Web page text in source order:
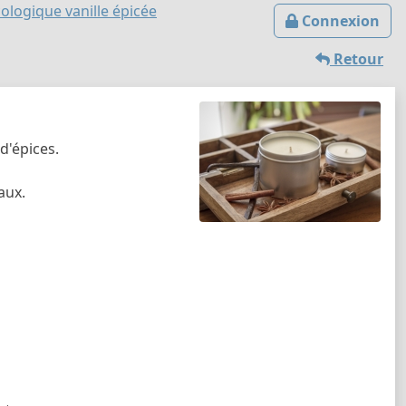
Connexion
vanille épicée
Retour